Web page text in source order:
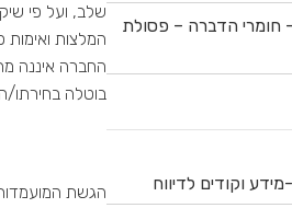
שלב, ועל פי
המלצות
החברה איננה
בוטלה בחירתו/
הגשת
הדברה – פסולת
וקודים לדיווח